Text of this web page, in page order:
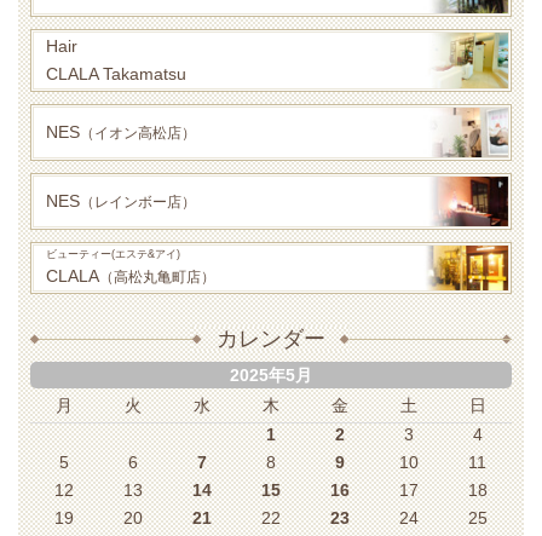
Hair
CLALA Takamatsu
NES （イオン高松店）
NES （レインボー店）
ビューティー(エステ&アイ)
CLALA（高松丸亀町店）
カレンダー
2025年5月
月
火 水 木 金 土 日
1 2 3
4
5
6 7 8 9 10
11
12
13 14 15 16 17
18
19
20 21 22 23 24
25